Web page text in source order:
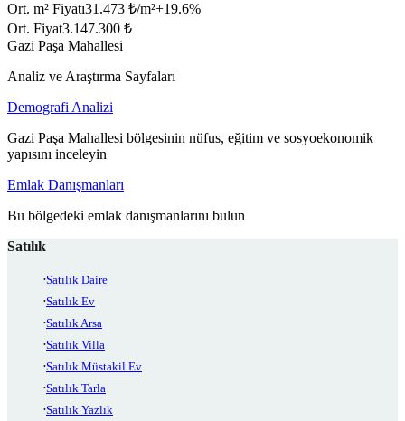
Ort. m² Fiyatı31.473 ₺/m²+19.6%
Ort. Fiyat3.147.300 ₺
Gazi Paşa Mahallesi
Analiz ve Araştırma Sayfaları
Demografi Analizi
Gazi Paşa Mahallesi bölgesinin nüfus, eğitim ve sosyoekonomik
yapısını inceleyin
Emlak Danışmanları
Bu bölgedeki emlak danışmanlarını bulun
Satılık
Satılık Daire
Satılık Ev
Satılık Arsa
Satılık Villa
Satılık Müstakil Ev
Satılık Tarla
Satılık Yazlık